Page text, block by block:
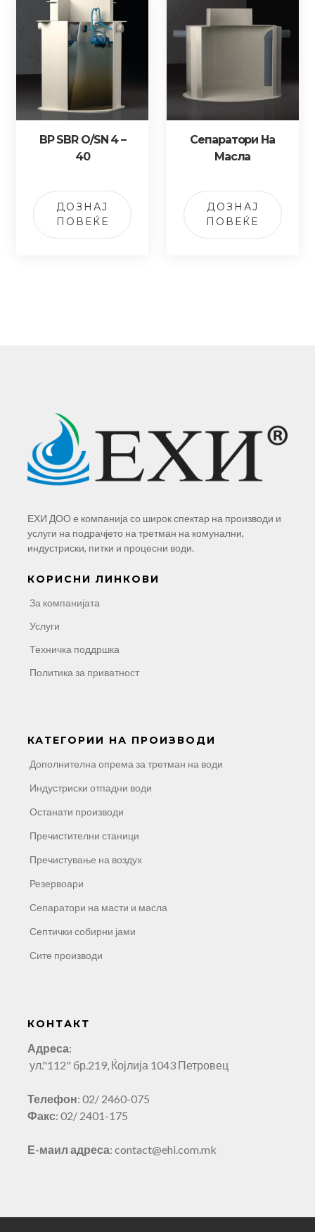
BP SBR O/SN 4 –
40
ДОЗНАЈ
ПОВЕЌЕ
Сепаратори На
Масла
ДОЗНАЈ
ПОВЕЌЕ
ЕХИ ДОО е компанија со широк спектар на производи и
услуги на подрачјето на третман на комунални,
индустриски, питки и процесни води.
КОРИСНИ ЛИНКОВИ
За компанијата
Услуги
Техничка поддршка
Политика за приватност
КАТЕГОРИИ НА ПРОИЗВОДИ
Дополнителна опрема за третман на води
Индустриски отпадни води
Останати производи
Пречистителни станици
Пречистување на воздух
Резервоари
Сепаратори на масти и масла
Септички собирни јами
Сите производи
КОНТАКТ
Адреса:
ул."112" бр.219, Ќојлија 1043 Петровец
Телефон: 02/ 2460-075
Факс: 02/ 2401-175
Е-маил адреса: contact@ehi.com.mk